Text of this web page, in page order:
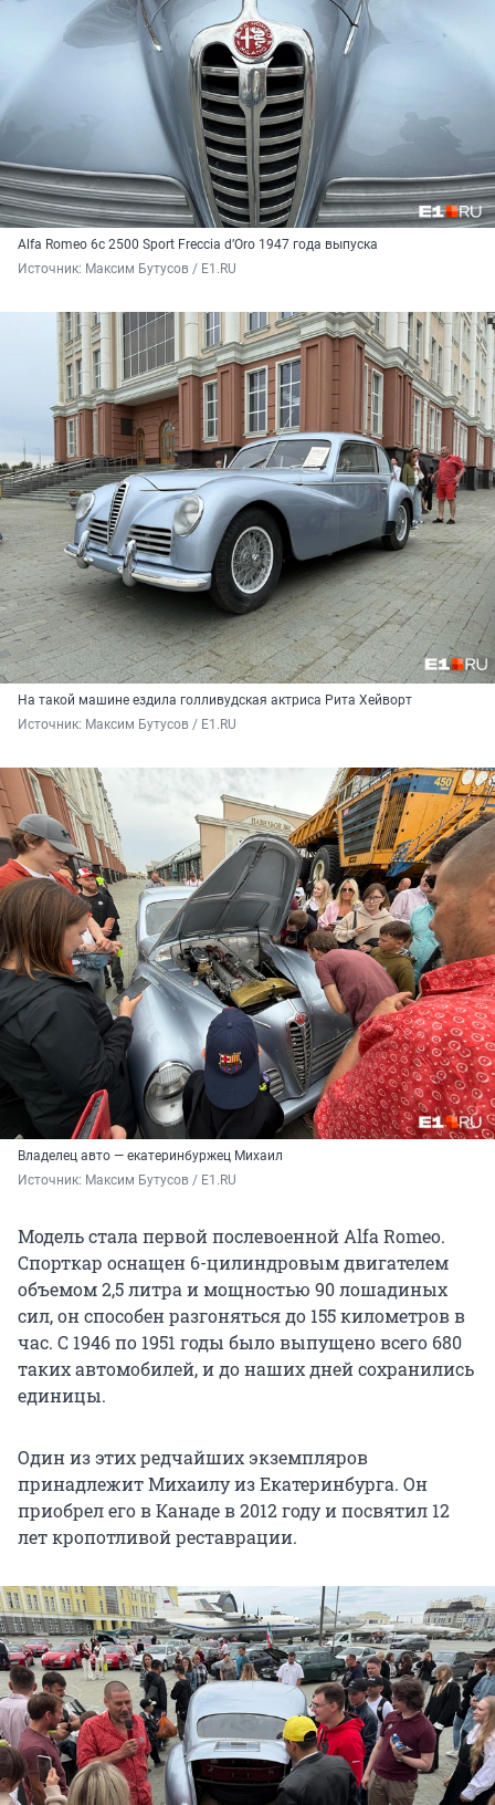
Alfa Romeo 6c 2500 Sport Freccia d’Oro 1947 года выпуска
Источник: Максим Бутусов / E1.RU
На такой машине ездила голливудская актриса Рита Хейворт
Источник: Максим Бутусов / E1.RU
Владелец авто — екатеринбуржец Михаил
Источник: Максим Бутусов / E1.RU
Модель стала первой послевоенной Alfa Romeo.
Спорткар оснащен 6-цилиндровым двигателем
объемом 2,5 литра и мощностью 90 лошадиных
сил, он способен разгоняться до 155 километров в
час. С 1946 по 1951 годы было выпущено всего 680
таких автомобилей, и до наших дней сохранились
единицы.
Один из этих редчайших экземпляров
принадлежит Михаилу из Екатеринбурга. Он
приобрел его в Канаде в 2012 году и посвятил 12
лет кропотливой реставрации.